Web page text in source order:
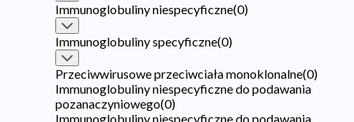
Immunoglobuliny niespecyficzne(0)
Immunoglobuliny specyficzne(0)
Przeciwwirusowe przeciwciała monoklonalne(0)
Immunoglobuliny niespecyficzne do podawania
pozanaczyniowego(0)
Immunoglobuliny niespecyficzne do podawania